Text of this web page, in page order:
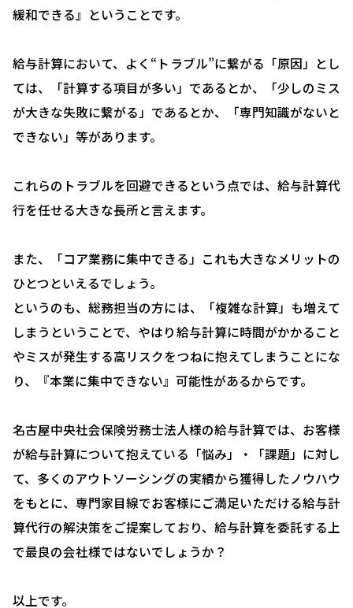
選ばれる理由
就業規則について
採用コンサルティング
人事評価制度について
確定拠出型年金について
社会保険・給与計算について
労務システム管理について
お客様の声
ブログ＆ニュース
会社概要
お問い合わせ・相談予約
緩和できる』ということです。
給与計算において、よく“トラブル”に繋がる「原因」とし
ては、「計算する項目が多い」であるとか、「少しのミス
が大きな失敗に繋がる」であるとか、「専門知識がないと
できない」等があります。
これらのトラブルを回避できるという点では、給与計算代
行を任せる大きな長所と言えます。
また、「コア業務に集中できる」これも大きなメリットの
ひとつといえるでしょう。
というのも、総務担当の方には、「複雑な計算」も増えて
しまうということで、やはり給与計算に時間がかかること
やミスが発生する高リスクをつねに抱えてしまうことにな
り、『本業に集中できない』可能性があるからです。
名古屋中央社会保険労務士法人様の給与計算では、お客様
が給与計算について抱えている「悩み」・「課題」に対し
て、多くのアウトソーシングの実績から獲得したノウハウ
をもとに、専門家目線でお客様にご満足いただける給与計
算代行の解決策をご提案しており、給与計算を委託する上
で最良の会社様ではないでしょうか？
以上です。